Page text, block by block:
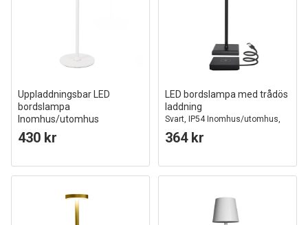
Uppladdningsbar LED
bordslampa
Inomhus/utomhus
Vit, touch dimbar, 3i1, IP54
utomhus bordslampa
430 kr
LED bordslampa med trådös
laddning
Svart, IP54 Inomhus/utomhus,
touchdimbar
364 kr